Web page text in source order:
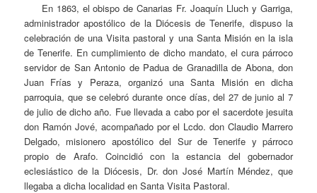
En 1863, el obispo de Canarias Fr. Joaquín Lluch y Garriga,
administrador apostólico de la Diócesis de Tenerife, dispuso la
celebración de una Visita pastoral y una Santa Misión en la isla
de Tenerife. En cumplimiento de dicho mandato, el cura párroco
servidor de San Antonio de Padua de Granadilla de Abona, don
Juan Frías y Peraza, organizó una Santa Misión en dicha
parroquia, que se celebró durante once días, del 27 de junio al 7
de julio de dicho año. Fue llevada a cabo por el sacerdote jesuita
don Ramón Jové, acompañado por el Lcdo. don Claudio Marrero
Delgado, misionero apostólico del Sur de Tenerife y párroco
propio de Arafo. Coincidió con la estancia del gobernador
eclesiástico de la Diócesis, Dr. don José Martín Méndez, que
llegaba a dicha localidad en Santa Visita Pastoral.